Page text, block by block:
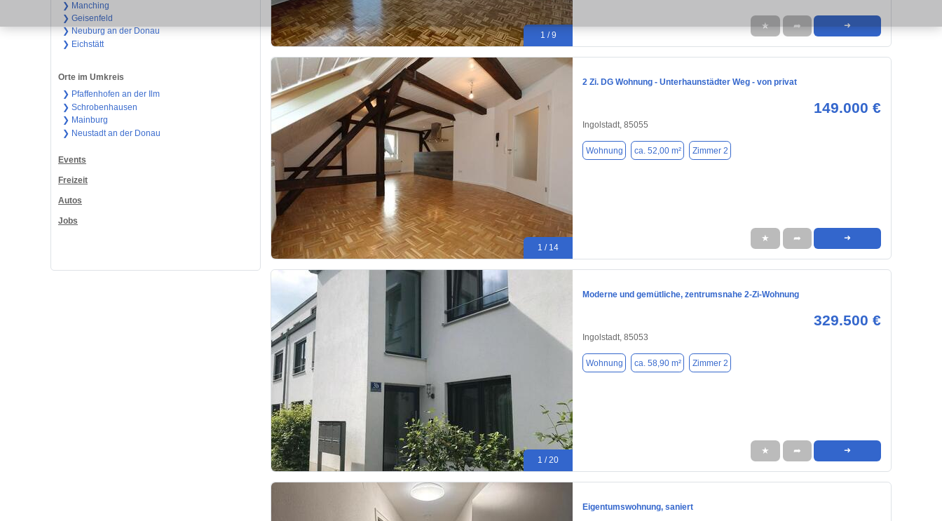
❯ Manching
❯ Geisenfeld
❯ Neuburg an der Donau
❯ Eichstätt
Orte im Umkreis
❯ Pfaffenhofen an der Ilm
❯ Schrobenhausen
❯ Mainburg
❯ Neustadt an der Donau
Events
Freizeit
Autos
Jobs
1 / 9
★ ➦ ➜
1 / 14
2 Zi. DG Wohnung - Unterhaunstädter Weg - von privat
149.000 €
Ingolstadt, 85055
Wohnung ca. 52,00 m² Zimmer 2
★ ➦ ➜
1 / 20
Moderne und gemütliche, zentrumsnahe 2-Zi-Wohnung
329.500 €
Ingolstadt, 85053
Wohnung ca. 58,90 m² Zimmer 2
★ ➦ ➜
Eigentumswohnung, saniert